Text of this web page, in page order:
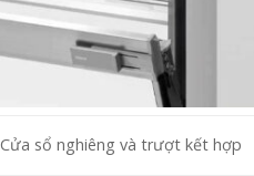
Cửa sổ nghiêng và trượt kết hợp